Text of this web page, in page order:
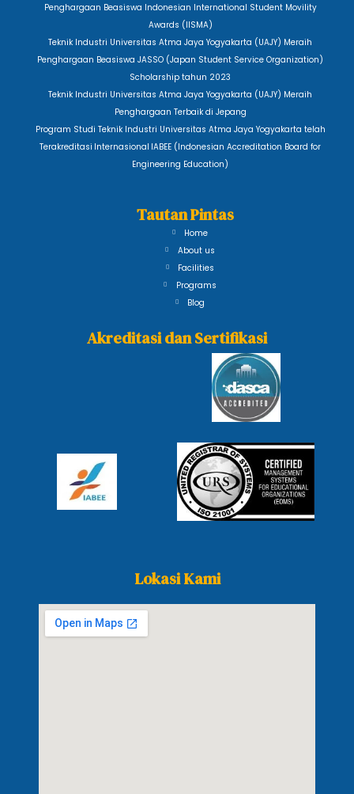
Penghargaan Beasiswa Indonesian International Student Movility
Awards (IISMA)
Teknik Industri Universitas Atma Jaya Yogyakarta (UAJY) Meraih
Penghargaan Beasiswa JASSO (Japan Student Service Organization)
Scholarship tahun 2023
Teknik Industri Universitas Atma Jaya Yogyakarta (UAJY) Meraih
Penghargaan Terbaik di Jepang
Program Studi Teknik Industri Universitas Atma Jaya Yogyakarta telah
Terakreditasi Internasional IABEE (Indonesian Accreditation Board for
Engineering Education)
Tautan Pintas
Home
About us
Facilities
Programs
Blog
Akreditasi dan Sertifikasi
Lokasi Kami